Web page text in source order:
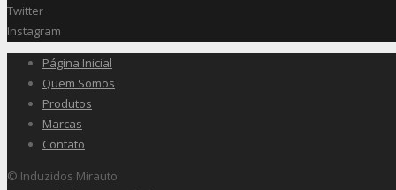
Twitter
Instagram
Página Inicial
Quem Somos
Produtos
Marcas
Contato
© Induzidos Mirauto